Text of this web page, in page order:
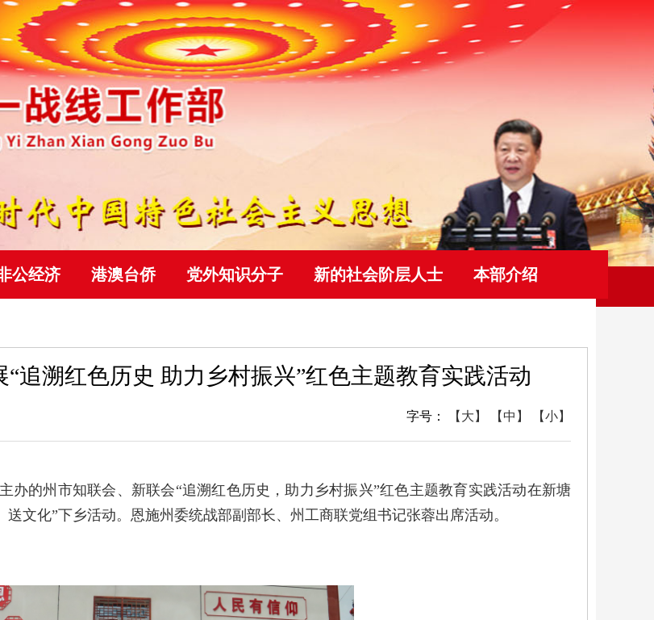
公经济 港澳台侨 党外知识分子 新的社会阶层人士 本部介绍
追溯红色历史 助力乡村振兴”红色主题教育实践活动
字号： 【大】 【中】 【小】
的州市知联会、新联会“追溯红色历史，助力乡村振兴”红色主题教育实践活动在新塘
文化”下乡活动。恩施州委统战部副部长、州工商联党组书记张蓉出席活动。